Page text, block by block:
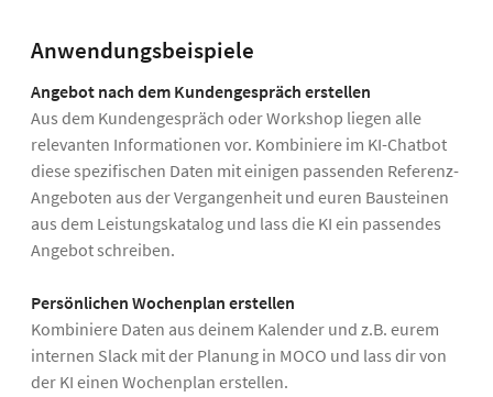
Anwendungsbeispiele
Angebot nach dem Kundengespräch erstellen
Aus dem Kundengespräch oder Workshop liegen alle
relevanten Informationen vor. Kombiniere im KI-Chatbot
diese spezifischen Daten mit einigen passenden Referenz-
Angeboten aus der Vergangenheit und euren Bausteinen
aus dem Leistungskatalog und lass die KI ein passendes
Angebot schreiben.
Persönlichen Wochenplan erstellen
Kombiniere Daten aus deinem Kalender und z.B. eurem
internen Slack mit der Planung in MOCO und lass dir von
der KI einen Wochenplan erstellen.